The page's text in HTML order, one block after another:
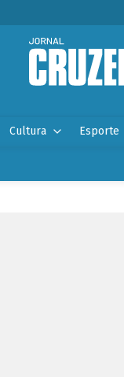
Cultura Esporte